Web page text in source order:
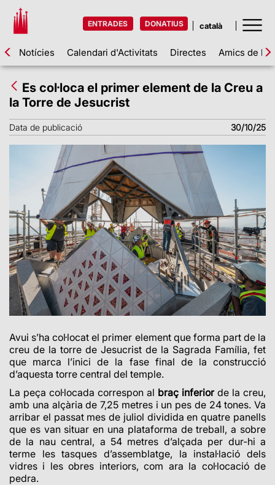
ENTRADES DONATIUS
Notícies Calendari d'Activitats Directes Amics de la
Es col·loca el primer element de la Creu a
la Torre de Jesucrist
Data de publicació 30/10/25
Avui s’ha col·locat el primer element que forma part de la
creu de la torre de Jesucrist de la Sagrada Família, fet
que marca l’inici de la fase final de la construcció
d’aquesta torre central del temple.
La peça col·locada correspon al braç inferiorde la creu,
amb una alçària de 7,25 metres i un pes de 24 tones. Va
arribar el passat mes de juliol dividida en quatre panells
que es van situar en una plataforma de treball, a sobre
de la nau central, a 54 metres d’alçada per dur-hi a
terme les tasques d’assemblatge, la instal·lació dels
vidres i les obres interiors, com ara la col·locació de
pedra.